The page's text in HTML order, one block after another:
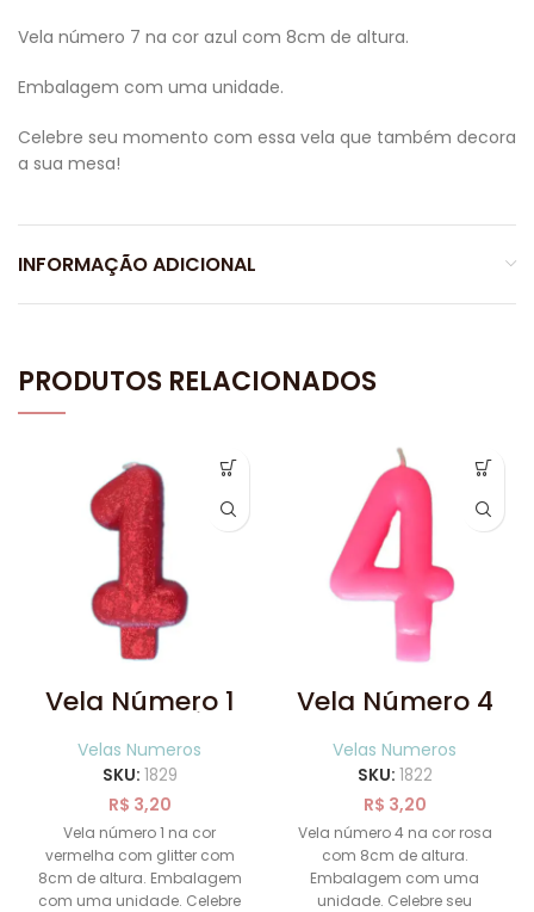
Vela número 7 na cor azul com 8cm de altura.
Embalagem com uma unidade.
Celebre seu momento com essa vela que também decora
a sua mesa!
INFORMAÇÃO ADICIONAL
PRODUTOS RELACIONADOS
Vela Número 1
Vermelha Glitter
8cm
Velas Numeros
SKU: 1829
R$ 3,20
Vela número 1 na cor
vermelha com glitter com
8cm de altura. Embalagem
com uma unidade. Celebre
Vela Número 4
Rosa 8cm
Velas Numeros
SKU: 1822
R$ 3,20
Vela número 4 na cor rosa
com 8cm de altura.
Embalagem com uma
unidade. Celebre seu